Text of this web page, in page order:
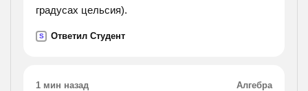
градусах цельсия).
S Ответил Студент
1 мин назад Алгебра